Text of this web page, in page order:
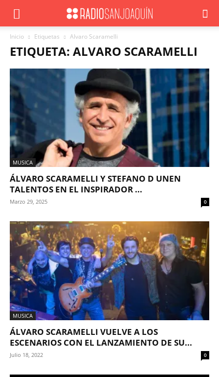
Inicio Etiquetas Alvaro Scaramelli
ETIQUETA: ALVARO SCARAMELLI
MUSICA
ÁLVARO SCARAMELLI Y STEFANO D UNEN
TALENTOS EN EL INSPIRADOR ...
Marzo 29, 2025 0
MUSICA
ÁLVARO SCARAMELLI VUELVE A LOS
ESCENARIOS CON EL LANZAMIENTO DE SU...
Julio 18, 2022 0